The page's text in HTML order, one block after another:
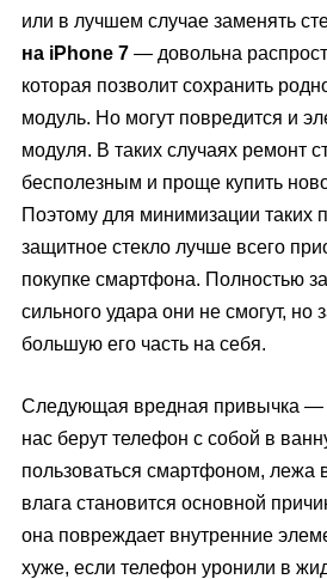
или в лучшем случае заменять
на iPhone 7— довольна
которая позволит сохранить
модуль. Но могут повредится и
модуля. В таких случаях ремонт
бесполезным и проще купить
Поэтому для минимизации таких
защитное стекло лучше всего
покупке смартфона. Полностью
сильного удара они не смогут, но
большую его часть на себя.
Следующая вредная привычка —
нас берут телефон с собой в
пользоваться смартфоном, лежа
влага становится основной
она повреждает внутренние
хуже, если телефон уронили в